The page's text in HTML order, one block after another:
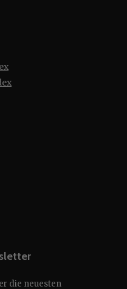
die neuesten